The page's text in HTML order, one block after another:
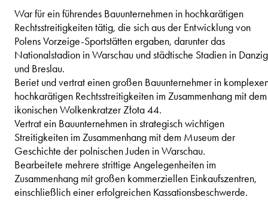
War für ein führendes Bauunternehmen in hochkarätigen
Rechtsstreitigkeiten tätig, die sich aus der Entwicklung von
Polens Vorzeige-Sportstätten ergaben, darunter das
Nationalstadion in Warschau und städtische Stadien in Danzig
und Breslau.
Beriet und vertrat einen großen Bauunternehmer in
hochkarätigen Rechtsstreitigkeiten im Zusammenhang mit dem
ikonischen Wolkenkratzer Złota 44.
Vertrat ein Bauunternehmen in strategisch wichtigen
Streitigkeiten im Zusammenhang mit dem Museum der
Geschichte der polnischen Juden in Warschau.
Bearbeitete mehrere strittige Angelegenheiten im
Zusammenhang mit großen kommerziellen Einkaufszentren,
einschließlich einer erfolgreichen Kassationsbeschwerde.